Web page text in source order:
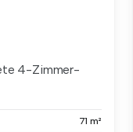
4-Zimmer-
71 m²